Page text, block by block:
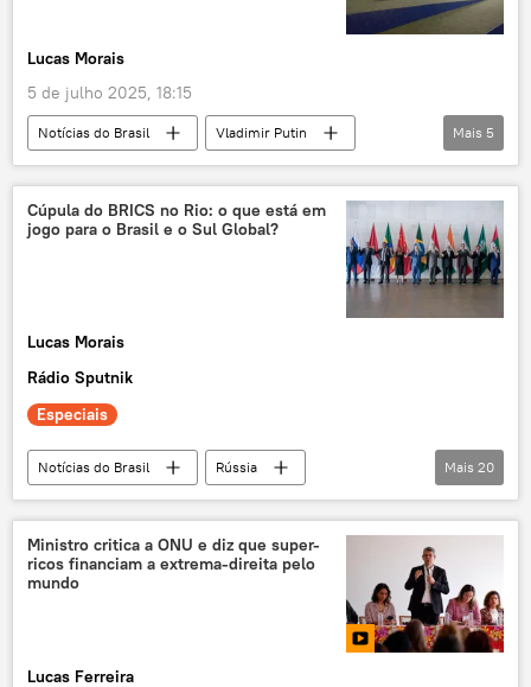
Organização das Nações Unidas
Lucas Morais
5 de julho 2025, 18:15
Notícias do Brasil
Vladimir Putin
Maksim Oreshkin
Rio de Janeiro
Federação da Rússia
Ocidente
BRICS
Mais 5
Cúpula do BRICS no Rio: o que está em
jogo para o Brasil e o Sul Global?
Lucas Morais
Rádio Sputnik
Especiais
Notícias do Brasil
Rússia
Américas
Ásia e Oceania
Europa
Economia
Vladimir Putin
Xi Jinping
Rio de Janeiro
Cúpula do G20
Mais 20
Ministro critica a ONU e diz que super-
ricos financiam a extrema-direita pelo
mundo
Lucas Ferreira